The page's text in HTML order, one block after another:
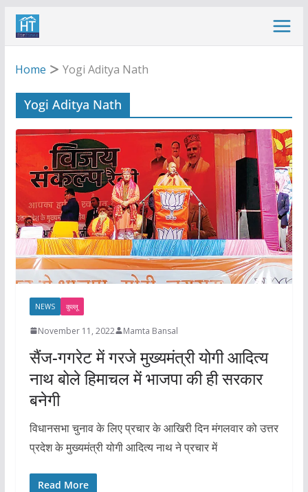
Skip
Home
Yogi Aditya Nath
Yogi Aditya Nath
NEWS कुल्लू
November 11, 2022 Mamta Bansal
सैंज-गगरेट में गरजे मुख्यमंत्री योगी आदित्य
नाथ बोले हिमाचल में भाजपा की ही सरकार
बनेगी
विधानसभा चुनाव के लिए प्रचार के आखिरी दिन मंगलवार को उत्तर
प्रदेश के मुख्यमंत्री योगी आदित्य नाथ ने प्रचार में
Read More